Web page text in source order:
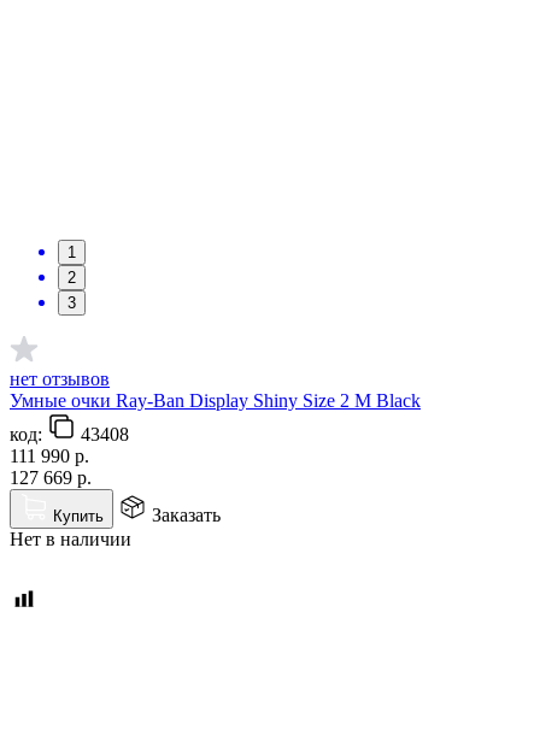
1
2
3
нет отзывов
Умные очки Ray-Ban Display Shiny Size 2 M Black
код:
43408
111 990 р.
127 669 р.
Купить
Заказать
Нет в наличии